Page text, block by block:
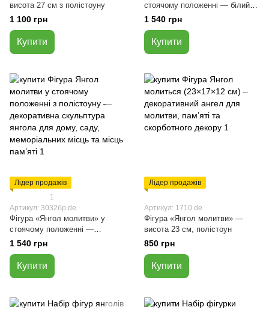
висота 27 см з полістоуну
1 100 грн
Купити
стоячому положенні — білий
колір, 37 см, полістоун
1 540 грн
Купити
Лідер продажів
1
Артикул: 3032бр.de
Фігура «Янгол молитви» у
стоячому положенні —
бронзовий колір, 37 см,
полістоун
1 540 грн
Купити
Лідер продажів
Артикул: 1710.de
Фігура «Янгол молитви» —
висота 23 см, полістоун
850 грн
Купити